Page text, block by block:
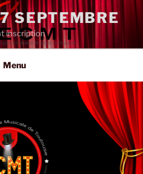
SEPTEMBRE
inscription
Menu